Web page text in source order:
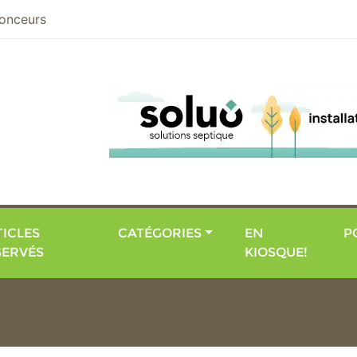
CATÉGORIES
EN
KIOSQUE!